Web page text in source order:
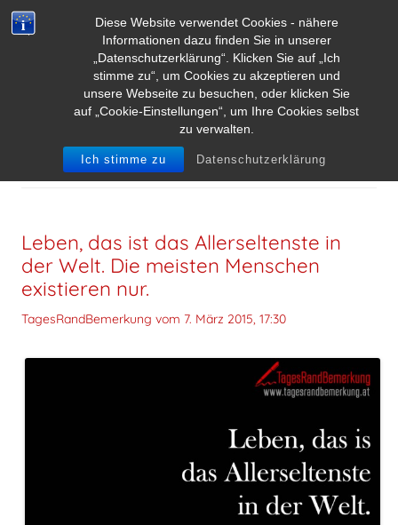
Diese Website verwendet Cookies - nähere
Informationen dazu finden Sie in unserer
„Datenschutzerklärung“. Klicken Sie auf „Ich
stimme zu“, um Cookies zu akzeptieren und
unsere Webseite zu besuchen, oder klicken Sie
auf „Cookie-Einstellungen“, um Ihre Cookies selbst
zu verwalten.
Ich stimme zu Datenschutzerklärung
SCHLAGWORT-ARCHIVE:EXISTENZ
Leben, das ist das Allerseltenste in
der Welt. Die meisten Menschen
existieren nur.
TagesRandBemerkung vom 7. März 2015, 17:30